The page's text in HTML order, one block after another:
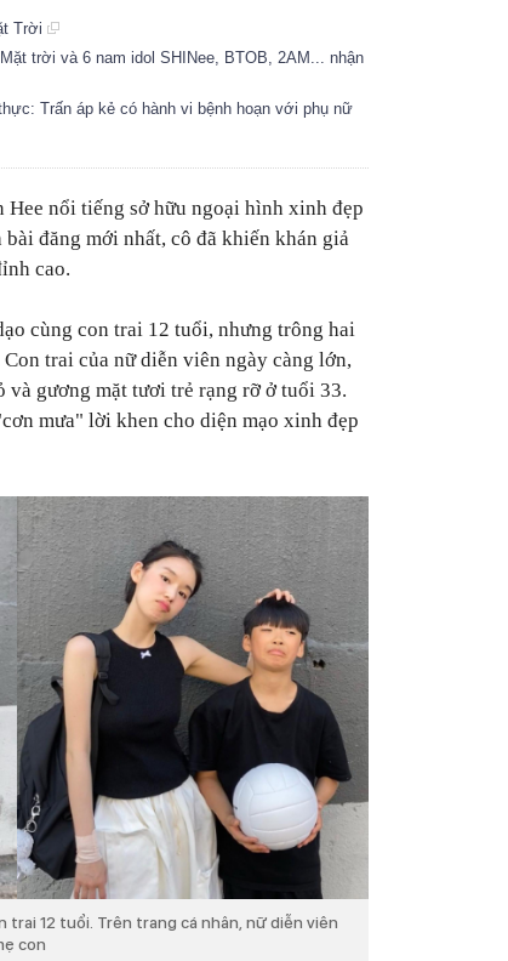
Trời
trời và 6 nam idol SHINee, BTOB, 2AM... nhận
Trấn áp kẻ có hành vi bệnh hoạn với phụ nữ
Hee nổi tiếng sở hữu ngoại hình xinh đẹp
đăng mới nhất, cô đã khiến khán giả
cao.
cùng con trai 12 tuổi, nhưng trông hai
trai của nữ diễn viên ngày càng lớn,
và gương mặt tươi trẻ rạng rỡ ở tuổi 33.
mưa" lời khen cho diện mạo xinh đẹp
trai 12 tuổi. Trên trang cá nhân, nữ diễn viên
con